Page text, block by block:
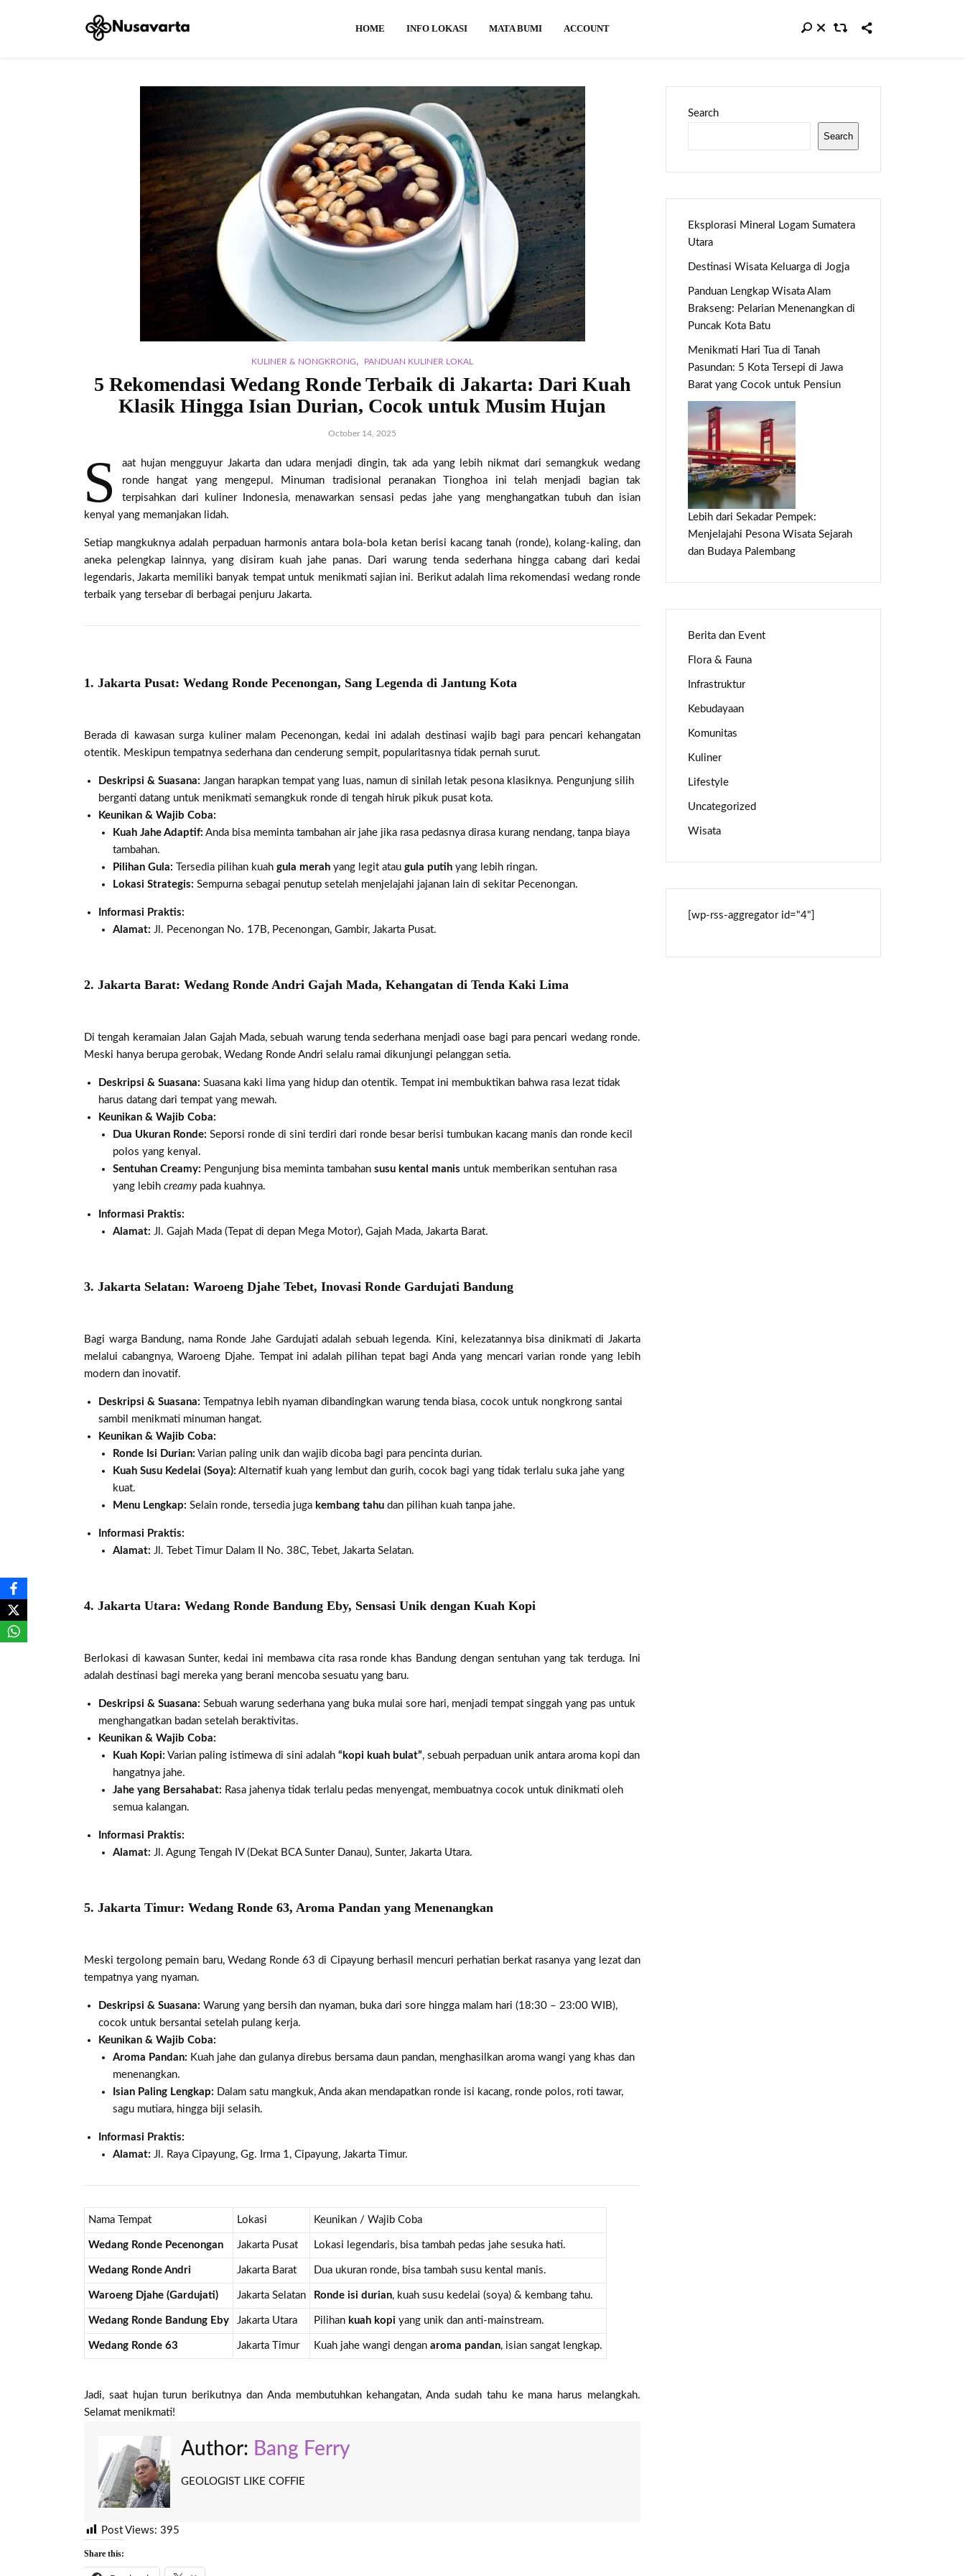
HOME INFO LOKASI MATA BUMI ACCOUNT
KULINER & NONGKRONG, PANDUAN KULINER LOKAL
5 Rekomendasi Wedang Ronde Terbaik di Jakarta: Dari Kuah
Klasik Hingga Isian Durian, Cocok untuk Musim Hujan
October 14, 2025
S
aat hujan mengguyur Jakarta dan udara menjadi dingin, tak ada yang lebih nikmat dari semangkuk wedang
ronde hangat yang mengepul. Minuman tradisional peranakan Tionghoa ini telah menjadi bagian tak
terpisahkan dari kuliner Indonesia, menawarkan sensasi pedas jahe yang menghangatkan tubuh dan isian
kenyal yang memanjakan lidah.
Setiap mangkuknya adalah perpaduan harmonis antara bola-bola ketan berisi kacang tanah (ronde), kolang-kaling, dan
aneka pelengkap lainnya, yang disiram kuah jahe panas. Dari warung tenda sederhana hingga cabang dari kedai
legendaris, Jakarta memiliki banyak tempat untuk menikmati sajian ini. Berikut adalah lima rekomendasi wedang ronde
terbaik yang tersebar di berbagai penjuru Jakarta.
1. Jakarta Pusat: Wedang Ronde Pecenongan, Sang Legenda di Jantung Kota
Berada di kawasan surga kuliner malam Pecenongan, kedai ini adalah destinasi wajib bagi para pencari kehangatan
otentik. Meskipun tempatnya sederhana dan cenderung sempit, popularitasnya tidak pernah surut.
Deskripsi & Suasana: Jangan harapkan tempat yang luas, namun di sinilah letak pesona klasiknya. Pengunjung silih
berganti datang untuk menikmati semangkuk ronde di tengah hiruk pikuk pusat kota.
Keunikan & Wajib Coba:
Kuah Jahe Adaptif: Anda bisa meminta tambahan air jahe jika rasa pedasnya dirasa kurang nendang, tanpa biaya
tambahan.
Pilihan Gula: Tersedia pilihan kuah gula merah yang legit atau gula putih yang lebih ringan.
Lokasi Strategis: Sempurna sebagai penutup setelah menjelajahi jajanan lain di sekitar Pecenongan.
Informasi Praktis:
Alamat: Jl. Pecenongan No. 17B, Pecenongan, Gambir, Jakarta Pusat.
2. Jakarta Barat: Wedang Ronde Andri Gajah Mada, Kehangatan di Tenda Kaki Lima
Di tengah keramaian Jalan Gajah Mada, sebuah warung tenda sederhana menjadi oase bagi para pencari wedang ronde.
Meski hanya berupa gerobak, Wedang Ronde Andri selalu ramai dikunjungi pelanggan setia.
Deskripsi & Suasana: Suasana kaki lima yang hidup dan otentik. Tempat ini membuktikan bahwa rasa lezat tidak
harus datang dari tempat yang mewah.
Keunikan & Wajib Coba:
Dua Ukuran Ronde: Seporsi ronde di sini terdiri dari ronde besar berisi tumbukan kacang manis dan ronde kecil
polos yang kenyal.
Sentuhan Creamy: Pengunjung bisa meminta tambahan susu kental manis untuk memberikan sentuhan rasa
yang lebih creamypada kuahnya.
Informasi Praktis:
Alamat: Jl. Gajah Mada (Tepat di depan Mega Motor), Gajah Mada, Jakarta Barat.
3. Jakarta Selatan: Waroeng Djahe Tebet, Inovasi Ronde Gardujati Bandung
Bagi warga Bandung, nama Ronde Jahe Gardujati adalah sebuah legenda. Kini, kelezatannya bisa dinikmati di Jakarta
melalui cabangnya, Waroeng Djahe. Tempat ini adalah pilihan tepat bagi Anda yang mencari varian ronde yang lebih
modern dan inovatif.
Deskripsi & Suasana: Tempatnya lebih nyaman dibandingkan warung tenda biasa, cocok untuk nongkrong santai
sambil menikmati minuman hangat.
Keunikan & Wajib Coba:
Ronde Isi Durian: Varian paling unik dan wajib dicoba bagi para pencinta durian.
Kuah Susu Kedelai (Soya): Alternatif kuah yang lembut dan gurih, cocok bagi yang tidak terlalu suka jahe yang
kuat.
Menu Lengkap: Selain ronde, tersedia juga kembang tahu dan pilihan kuah tanpa jahe.
Informasi Praktis:
Alamat: Jl. Tebet Timur Dalam II No. 38C, Tebet, Jakarta Selatan.
4. Jakarta Utara: Wedang Ronde Bandung Eby, Sensasi Unik dengan Kuah Kopi
Berlokasi di kawasan Sunter, kedai ini membawa cita rasa ronde khas Bandung dengan sentuhan yang tak terduga. Ini
adalah destinasi bagi mereka yang berani mencoba sesuatu yang baru.
Deskripsi & Suasana: Sebuah warung sederhana yang buka mulai sore hari, menjadi tempat singgah yang pas untuk
menghangatkan badan setelah beraktivitas.
Keunikan & Wajib Coba:
Kuah Kopi: Varian paling istimewa di sini adalah “kopi kuah bulat”, sebuah perpaduan unik antara aroma kopi dan
hangatnya jahe.
Jahe yang Bersahabat: Rasa jahenya tidak terlalu pedas menyengat, membuatnya cocok untuk dinikmati oleh
semua kalangan.
Informasi Praktis:
Alamat: Jl. Agung Tengah IV (Dekat BCA Sunter Danau), Sunter, Jakarta Utara.
5. Jakarta Timur: Wedang Ronde 63, Aroma Pandan yang Menenangkan
Meski tergolong pemain baru, Wedang Ronde 63 di Cipayung berhasil mencuri perhatian berkat rasanya yang lezat dan
tempatnya yang nyaman.
Deskripsi & Suasana: Warung yang bersih dan nyaman, buka dari sore hingga malam hari (18:30 – 23:00 WIB),
cocok untuk bersantai setelah pulang kerja.
Keunikan & Wajib Coba:
Aroma Pandan: Kuah jahe dan gulanya direbus bersama daun pandan, menghasilkan aroma wangi yang khas dan
menenangkan.
Isian Paling Lengkap: Dalam satu mangkuk, Anda akan mendapatkan ronde isi kacang, ronde polos, roti tawar,
sagu mutiara, hingga biji selasih.
Informasi Praktis:
Alamat: Jl. Raya Cipayung, Gg. Irma 1, Cipayung, Jakarta Timur.
Nama Tempat Lokasi Keunikan / Wajib Coba
Wedang Ronde Pecenongan Jakarta Pusat Lokasi legendaris, bisa tambah pedas jahe sesuka hati.
Wedang Ronde Andri Jakarta Barat Dua ukuran ronde, bisa tambah susu kental manis.
Waroeng Djahe (Gardujati) Jakarta Selatan Ronde isi durian, kuah susu kedelai (soya) & kembang tahu.
Wedang Ronde Bandung Eby Jakarta Utara Pilihan kuah kopi yang unik dan anti-mainstream.
Wedang Ronde 63 Jakarta Timur Kuah jahe wangi dengan aroma pandan, isian sangat lengkap.
Jadi, saat hujan turun berikutnya dan Anda membutuhkan kehangatan, Anda sudah tahu ke mana harus melangkah.
Selamat menikmati!
Author: Bang Ferry
GEOLOGIST LIKE COFFIE
Post Views: 395
Share this:
Search
Search
Eksplorasi Mineral Logam Sumatera
Utara
Destinasi Wisata Keluarga di Jogja
Panduan Lengkap Wisata Alam
Brakseng: Pelarian Menenangkan di
Puncak Kota Batu
Menikmati Hari Tua di Tanah
Pasundan: 5 Kota Tersepi di Jawa
Barat yang Cocok untuk Pensiun
Lebih dari Sekadar Pempek:
Menjelajahi Pesona Wisata Sejarah
dan Budaya Palembang
Berita dan Event
Flora & Fauna
Infrastruktur
Kebudayaan
Komunitas
Kuliner
Lifestyle
Uncategorized
Wisata
[wp-rss-aggregator id="4"]